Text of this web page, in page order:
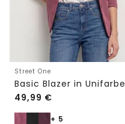
Street One
Basic Blazer in Unifarbe
49,99 €
+ 5